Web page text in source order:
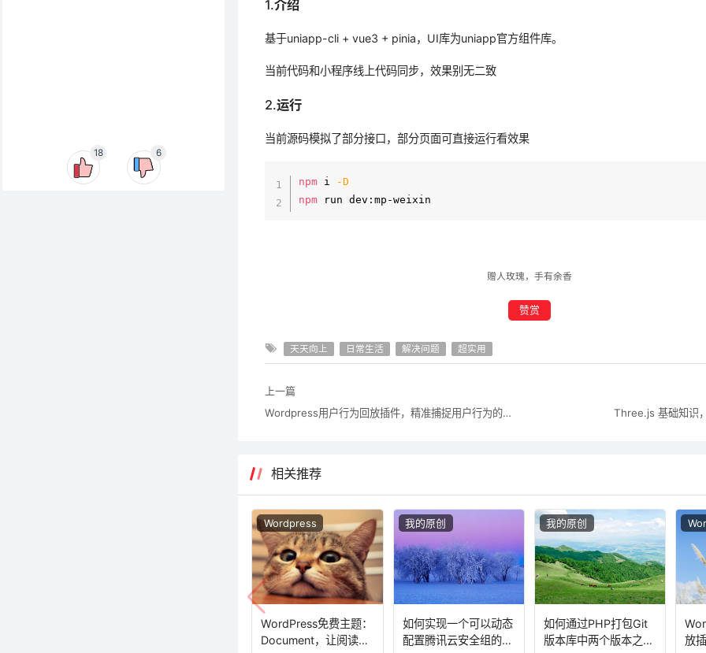
18 6
1.介绍
基于uniapp-cli + vue3 + pinia，UI库为uniapp官方组件库。
当前代码和小程序线上代码同步，效果别无二致
2.运行
当前源码模拟了部分接口，部分页面可直接运行看效果
npm i
-D
npm
赠人玫瑰，手有余香
赞赏
天天向上 日常生活 解决问题 超实用
上一篇
Wordpress用户行为回放插件，精准捕捉用户行为的每一步
Three.js 基础知识
相关推荐
WordPress免费主题：
Document，让阅读变
Wordpress
如何实现一个可以动态
配置腾讯云安全组的接
我的原创
如何通过PHP打包Git
版本库中两个版本之间
我的原创
放